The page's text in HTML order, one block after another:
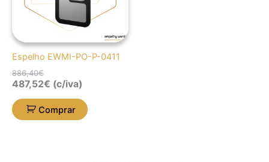
Espelho EWMI-PO-P-0411
886,40€
487,52€ (c/iva)
Comprar